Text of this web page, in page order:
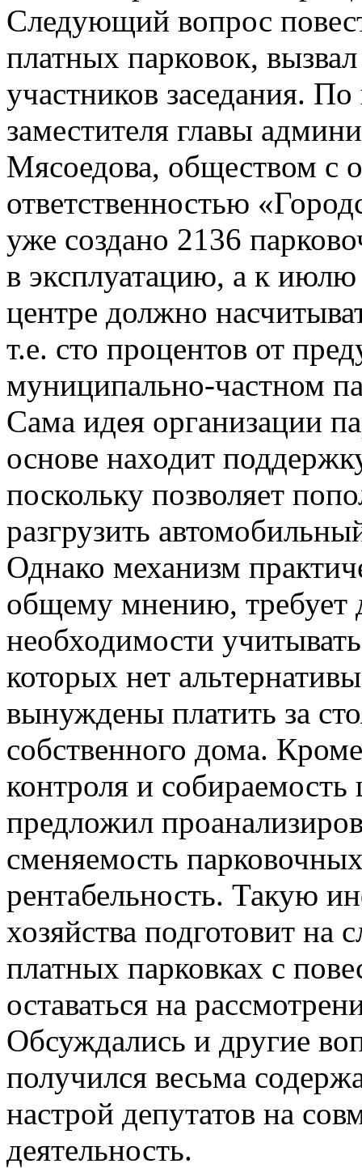
Следующий вопрос
платных парковок,
участников заседания.
заместителя главы
Мясоедова, обществом с
ответственностью
уже создано 2136
в эксплуатацию, а к
центре должно
т.е. сто процентов от
муниципально-частном
Сама идея организации
основе находит
поскольку позволяет
разгрузить
Однако механизм
общему мнению, требует
необходимости
которых нет
вынуждены платить за
собственного дома.
контроля и
предложил
сменяемость
рентабельность. Такую
хозяйства подготовит на
платных парковках с
оставаться на
Обсуждались и другие
получился весьма
настрой депутатов на
деятельность.